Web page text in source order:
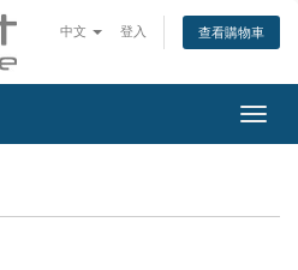
中文 登入 查看購物車